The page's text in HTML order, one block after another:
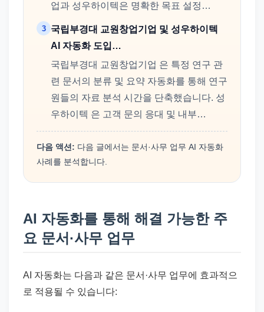
업과 성우하이텍은 명확한 목표 설정…
3
국립부경대 교원창업기업 및 성우하이텍
AI 자동화 도입…
국립부경대 교원창업기업 은 특정 연구 관
련 문서의 분류 및 요약 자동화를 통해 연구
원들의 자료 분석 시간을 단축했습니다. 성
우하이텍 은 고객 문의 응대 및 내부…
다음 액션: 다음 글에서는 문서·사무 업무 AI 자동화
사례를 분석합니다.
AI 자동화를 통해 해결 가능한 주
요 문서·사무 업무
AI 자동화는 다음과 같은 문서·사무 업무에 효과적으
로 적용될 수 있습니다: